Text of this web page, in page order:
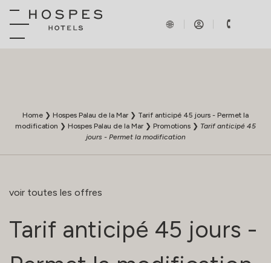
Home ❯ Hospes Palau de la Mar ❯ Tarif anticipé 45 jours - Permet la
modification ❯ Hospes Palau de la Mar ❯ Promotions ❯ Tarif anticipé 45
jours - Permet la modification
voir toutes les offres
Tarif anticipé 45 jours -